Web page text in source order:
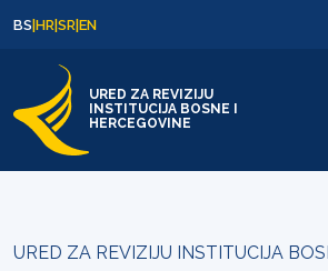
BS|HR|SR|EN
URED ZA REVIZIJU
INSTITUCIJA BOSNE I
HERCEGOVINE
URED ZA REVIZIJU INSTITUCIJA